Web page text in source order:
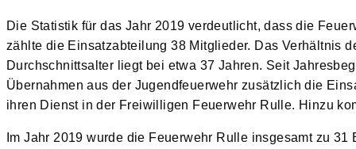
Die Statistik für das Jahr 2019 verdeutlicht, dass die
zählte die Einsatzabteilung 38 Mitglieder. Das Verhältnis
Durchschnittsalter liegt bei etwa 37 Jahren. Seit
Übernahmen aus der Jugendfeuerwehr zusätzlich die
ihren Dienst in der Freiwilligen Feuerwehr Rulle. Hinzu
Im Jahr 2019 wurde die Feuerwehr Rulle insgesamt zu